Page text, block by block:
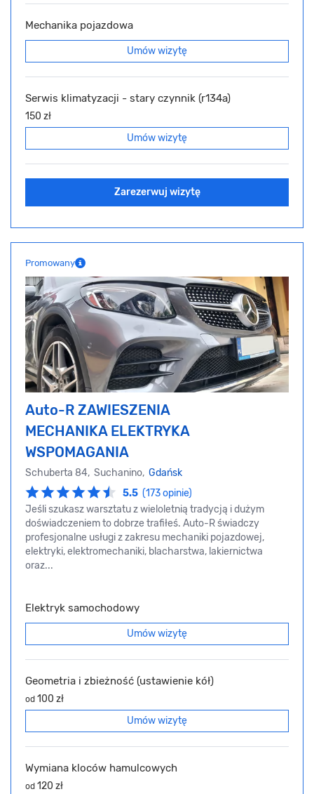
Mechanika pojazdowa
Umów wizytę
Serwis klimatyzacji - stary czynnik (r134a)
150 zł
Umów wizytę
Zarezerwuj wizytę
Promowany
Auto-R ZAWIESZENIA
MECHANIKA ELEKTRYKA
WSPOMAGANIA
Schuberta 84, Suchanino, Gdańsk
5.5 (173 opinie)
Jeśli szukasz warsztatu z wieloletnią tradycją i dużym
doświadczeniem to dobrze trafiłeś. Auto-R świadczy
profesjonalne usługi z zakresu mechaniki pojazdowej,
elektryki, elektromechaniki, blacharstwa, lakiernictwa
oraz...
Elektryk samochodowy
Umów wizytę
Geometria i zbieżność (ustawienie kół)
od 100 zł
Umów wizytę
Wymiana kloców hamulcowych
od 120 zł